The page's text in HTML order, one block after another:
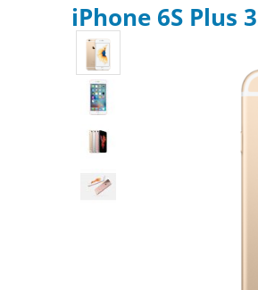
iPhone 6S Plus